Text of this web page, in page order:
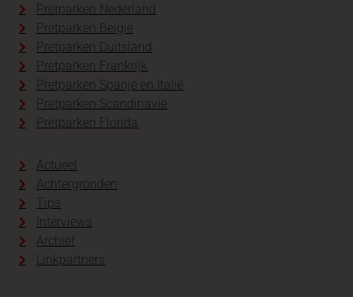
Pretparken Nederland
Pretparken België
Pretparken Duitsland
Pretparken Frankrijk
Pretparken Spanje en Italië
Pretparken Scandinavië
Pretparken Florida
Actueel
Achtergronden
Tips
Interviews
Archief
Linkpartners